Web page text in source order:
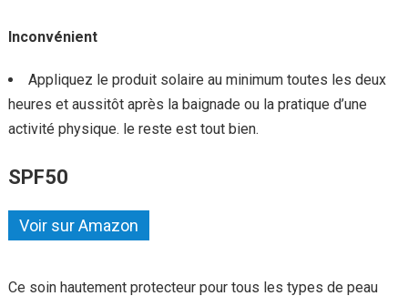
Inconvénient
Appliquez le produit solaire au minimum toutes les deux
heures et aussitôt après la baignade ou la pratique d’une
activité physique. le reste est tout bien.
SPF50
Voir sur Amazon
Ce soin hautement protecteur pour tous les types de peau